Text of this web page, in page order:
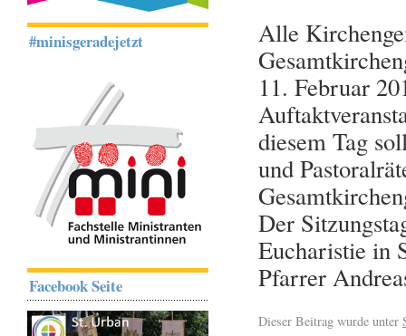
Alle
11. Februar
diesem Tag
und
Der
Eucharistie in
Pfarrer
Dieser Beitrag wurde unter
#minisgeradejetzt
Facebook Seite